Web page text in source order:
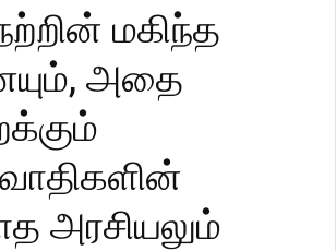
மகிந்த
அதை
அரசியலும்